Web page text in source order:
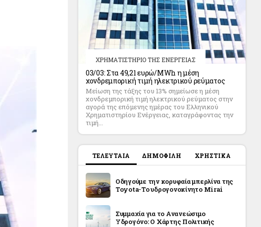
ΧΡΗΜΑΤΙΣΤΗΡΙΟ ΤΗΣ ΕΝΕΡΓΕΙΑΣ
03/03: Στα 49,21 ευρώ/MWh η μέση
χονδρεμπορική τιμή ηλεκτρικού ρεύματος
Μείωση της τάξης του 13% σημείωσε η μέση
χονδρεμπορική τιμή ηλεκτρικού ρεύματος στην
αγορά της επόμενης ημέρας του Ελληνικού
Χρηματιστηρίου Ενέργειας, καταγράφοντας την
τιμή...
ΤΕΛΕΥΤΑΙΑ ΔΗΜΟΦΙΛΗ ΧΡΗΣΤΙΚΑ
Οδηγούμε την κορυφαία μπερλίνα της
Toyota-Το υδρογονοκίνητο Mirai
Συμμαχία για το Ανανεώσιμο
Υδρογόνο: Ο Χάρτης Πολιτικής